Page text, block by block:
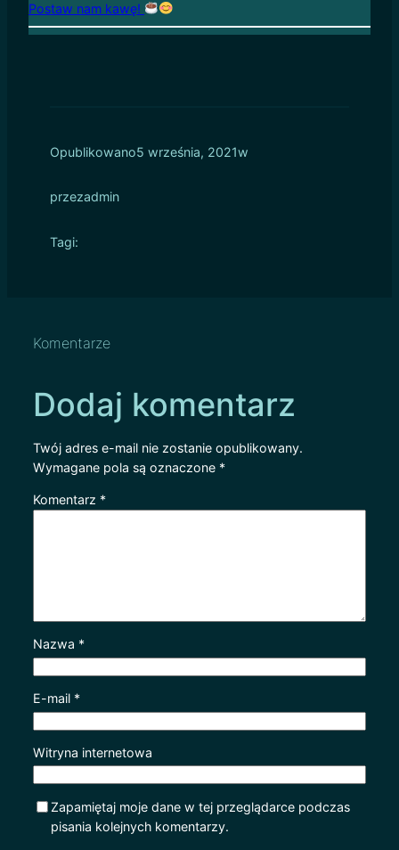
Postaw nam kawę!
Opublikowano5 września, 2021w
przezadmin
Tagi:
Komentarze
Dodaj komentarz
Twój adres e-mail nie zostanie opublikowany.
Wymagane pola są oznaczone *
Komentarz *
Nazwa *
E-mail *
Witryna internetowa
Zapamiętaj moje dane w tej przeglądarce podczas
pisania kolejnych komentarzy.